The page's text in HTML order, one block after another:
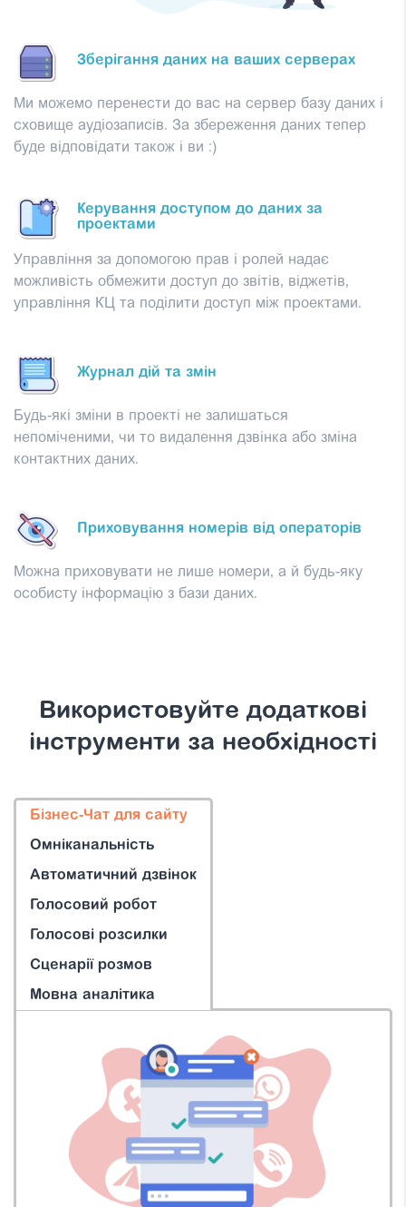
Зберігання даних на ваших серверах
Ми можемо перенести до вас на сервер базу даних і
сховище аудіозаписів. За збереження даних тепер
буде відповідати також і ви :)
Керування доступом до даних за
проектами
Управління за допомогою прав і ролей надає
можливість обмежити доступ до звітів, віджетів,
управління КЦ та поділити доступ між проектами.
Журнал дій та змін
Будь-які зміни в проекті не залишаться
непоміченими, чи то видалення дзвінка або зміна
контактних даних.
Приховування номерів від операторів
Можна приховувати не лише номери, а й будь-яку
особисту інформацію з бази даних.
Використовуйте додаткові
інструменти за необхідності
Бізнес-Чат для сайту
Омніканальність
Автоматичний дзвінок
Голосовий робот
Голосові розсилки
Сценарії розмов
Мовна аналітика